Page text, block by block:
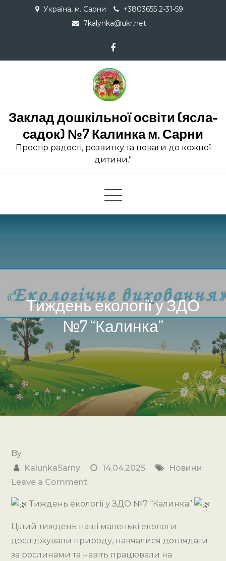
Україна, м. Сарни
+3803655 2-31-59
7kalynka@ukr.net
Заклад дошкільної освіти (ясла-
садок) №7 Калинка м. Сарни
Простір радості, розвитку та поваги до кожної
дитини."
Тиждень екології у ЗДО
№7 “Калинка”
By
KalunkaSarny
14.04.2025
Новини
Leave a Comment
екології
у
ЗДО
№7
Тиждень екології у ЗДО №7 “Калинка”
Цілий тиждень наші маленькі екологи
досліджували природу, навчалися доглядати
за рослинами та навіть працювали на